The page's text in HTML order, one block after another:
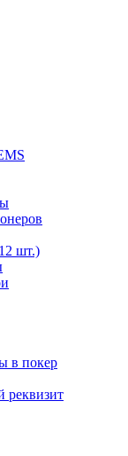
шт.)
в покер
реквизит